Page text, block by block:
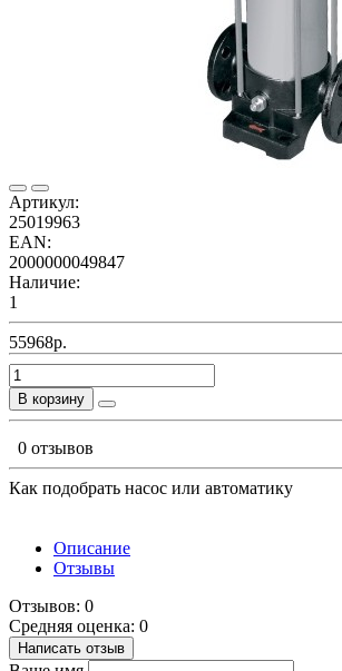
Артикул:
25019963
EAN:
2000000049847
Наличие:
1
55968р.
В корзину
0 отзывов
Как подобрать насос или автоматику
Описание
Отзывы
Отзывов: 0
Средняя оценка: 0
Написать отзыв